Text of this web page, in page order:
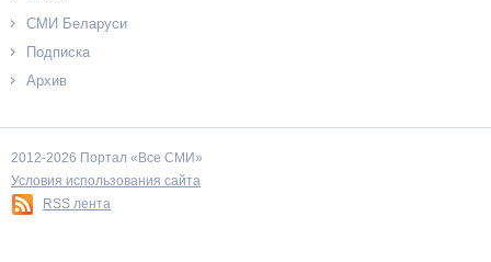
СМИ Беларуси
Подписка
Архив
2012-2026 Портал «Все СМИ»
Условия использования сайта
RSS лента